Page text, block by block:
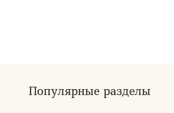
Популярные разделы